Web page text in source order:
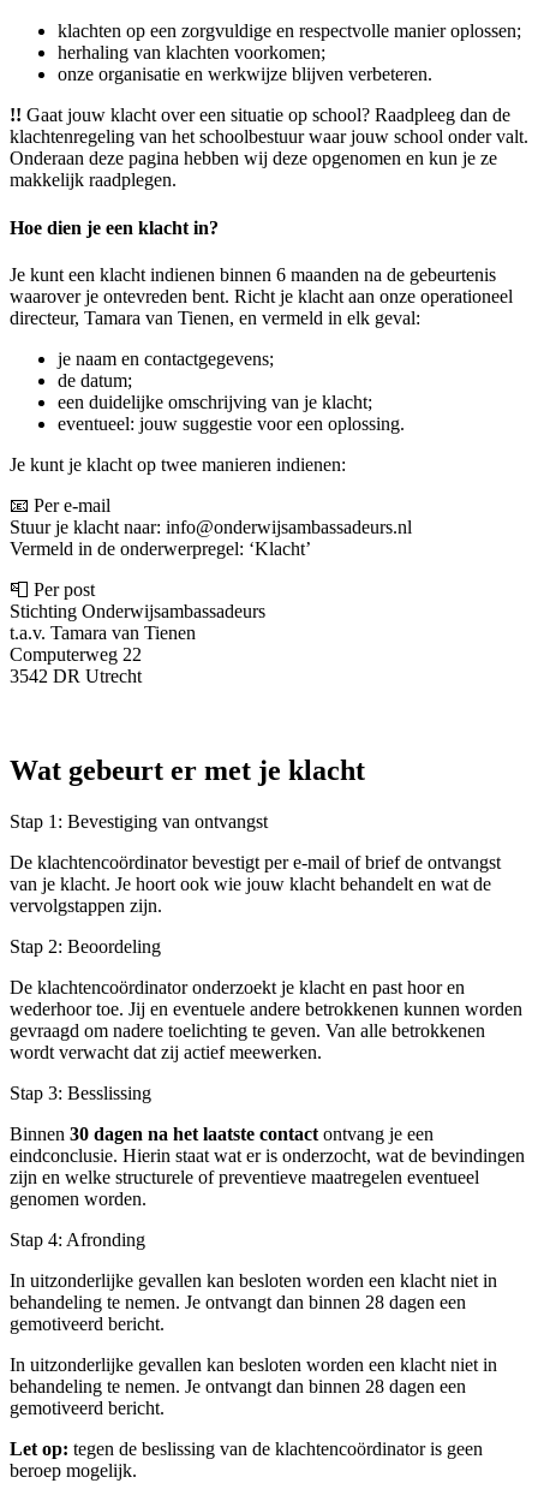
klachten op een zorgvuldige en respectvolle manier oplossen;
herhaling van klachten voorkomen;
onze organisatie en werkwijze blijven verbeteren.
!! Gaat jouw klacht over een situatie op school? Raadpleeg dan de
klachtenregeling van het schoolbestuur waar jouw school onder valt.
Onderaan deze pagina hebben wij deze opgenomen en kun je ze
makkelijk raadplegen.
Hoe dien je een klacht in?
Je kunt een klacht indienen binnen 6 maanden na de gebeurtenis
waarover je ontevreden bent. Richt je klacht aan onze operationeel
directeur, Tamara van Tienen, en vermeld in elk geval:
je naam en contactgegevens;
de datum;
een duidelijke omschrijving van je klacht;
eventueel: jouw suggestie voor een oplossing.
Je kunt je klacht op twee manieren indienen:
📧 Per e-mail
Stuur je klacht naar: info@onderwijsambassadeurs.nl
Vermeld in de onderwerpregel: ‘Klacht’
📮 Per post
Stichting Onderwijsambassadeurs
t.a.v. Tamara van Tienen
Computerweg 22
3542 DR Utrecht
Wat gebeurt er met je klacht
Stap 1: Bevestiging van ontvangst
De klachtencoördinator bevestigt per e-mail of brief de ontvangst
van je klacht. Je hoort ook wie jouw klacht behandelt en wat de
vervolgstappen zijn.
Stap 2: Beoordeling
De klachtencoördinator onderzoekt je klacht en past hoor en
wederhoor toe. Jij en eventuele andere betrokkenen kunnen worden
gevraagd om nadere toelichting te geven. Van alle betrokkenen
wordt verwacht dat zij actief meewerken.
Stap 3: Besslissing
Binnen 30 dagen na het laatste contact ontvang je een
eindconclusie. Hierin staat wat er is onderzocht, wat de bevindingen
zijn en welke structurele of preventieve maatregelen eventueel
genomen worden.
Stap 4: Afronding
In uitzonderlijke gevallen kan besloten worden een klacht niet in
behandeling te nemen. Je ontvangt dan binnen 28 dagen een
gemotiveerd bericht.
In uitzonderlijke gevallen kan besloten worden een klacht niet in
behandeling te nemen. Je ontvangt dan binnen 28 dagen een
gemotiveerd bericht.
Let op: tegen de beslissing van de klachtencoördinator is geen
beroep mogelijk.